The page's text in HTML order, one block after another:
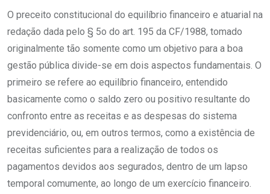
O preceito constitucional do equilíbrio financeiro e atuarial na
redação dada pelo § 5o do art. 195 da CF/1988, tomado
originalmente tão somente como um objetivo para a boa
gestão pública divide-se em dois aspectos fundamentais. O
primeiro se refere ao equilíbrio financeiro, entendido
basicamente como o saldo zero ou positivo resultante do
confronto entre as receitas e as despesas do sistema
previdenciário, ou, em outros termos, como a existência de
receitas suficientes para a realização de todos os
pagamentos devidos aos segurados, dentro de um lapso
temporal comumente, ao longo de um exercício financeiro.